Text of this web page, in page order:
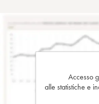
Accesso
alle statistiche e